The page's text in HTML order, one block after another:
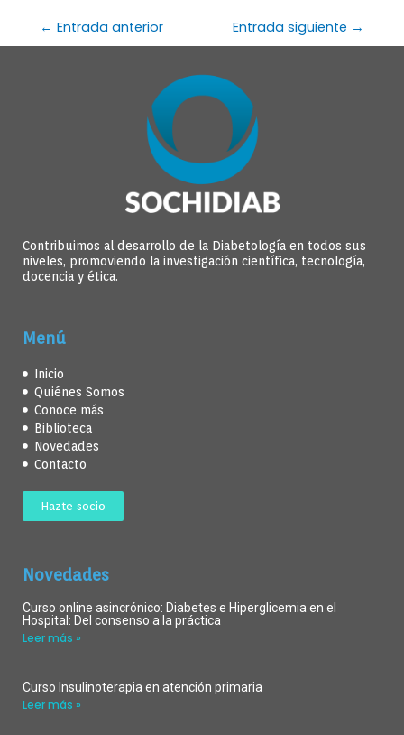
← Entrada anterior Entrada siguiente →
Contribuimos al desarrollo de la Diabetología en todos sus
niveles, promoviendo la investigación científica, tecnología,
docencia y ética.
Menú
Inicio
Quiénes Somos
Conoce más
Biblioteca
Novedades
Contacto
Hazte socio
Novedades
Curso online asincrónico: Diabetes e Hiperglicemia en el
Hospital: Del consenso a la práctica
Leer más »
Curso Insulinoterapia en atención primaria
Leer más »